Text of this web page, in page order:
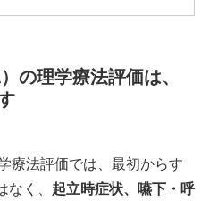
の理学療法評価は、
療法評価では、最初からす
く、 起立時症状、嚥下・呼